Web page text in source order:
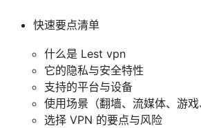
快速要点清单
什么是 Lest vpn
它的隐私与安全特性
支持的平台与设备
使用场景（翻墙、流媒体、游戏
选择 VPN 的要点与风险